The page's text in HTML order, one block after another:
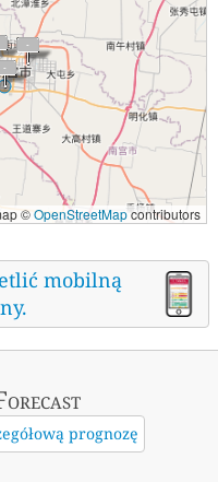
©OpenStreetMapcontributors
mobilną
prognozę